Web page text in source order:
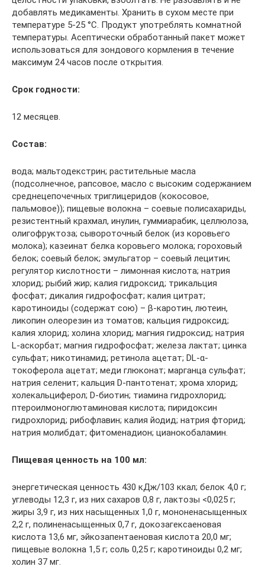
добавлять медикаменты. Хранить в сухом месте при
температуре 5-25 °C. Продукт употреблять комнатной
температуры. Асептически обработанный пакет может
использоваться для зондового кормления в течение
максимум 24 часов после открытия.
Срок годности:
12 месяцев.
Состав:
вода; мальтодекстрин; растительные масла
(подсолнечное, рапсовое, масло с высоким содержанием
среднецепочечных триглицеридов (кокосовое,
пальмовое)); пищевые волокна – соевые полисахариды,
резистентный крахмал, инулин, гуммиарабик, целлюлоза,
олигофруктоза; сывороточный белок (из коровьего
молока); казеинат белка коровьего молока; гороховый
белок; соевый белок; эмульгатор – соевый лецитин;
регулятор кислотности – лимонная кислота; натрия
хлорид; рыбий жир; калия гидроксид; трикальция
фосфат; дикалия гидрофосфат; калия цитрат;
каротиноиды (содержат сою) – β-каротин, лютеин,
ликопин олеорезин из томатов; кальция гидроксид;
калия хлорид; холина хлорид; магния гидроксид; натрия
L-аскорбат; магния гидрофосфат; железа лактат; цинка
сульфат; никотинамид; ретинола ацетат; DL-α-
токоферола ацетат; меди глюконат; марганца сульфат;
натрия селенит; кальция D-пантотенат; хрома хлорид;
холекальциферол; D-биотин; тиамина гидрохлорид;
птероилмоноглютаминовая кислота; пиридоксин
гидрохлорид; рибофлавин; калия йодид; натрия фторид;
натрия молибдат; фитоменадион; цианокобаламин.
Пищевая ценность на 100 мл:
энергетическая ценность 430 кДж/103 ккал; белок 4,0 г;
углеводы 12,3 г, из них сахаров 0,8 г, лактозы <0,025 г;
жиры 3,9 г, из них насыщенных 1,0 г, мононенасыщенных
2,2 г, полиненасыщенных 0,7 г, докозагексаеновая
кислота 13,6 мг, эйкозапентаеновая кислота 20,0 мг;
пищевые волокна 1,5 г; соль 0,25 г; каротиноиды 0,2 мг;
холин 37 мг.